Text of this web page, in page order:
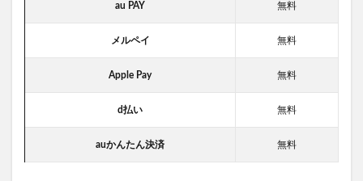
au PAY 無料
メルペイ 無料
Apple Pay 無料
d払い 無料
auかんたん決済 無料